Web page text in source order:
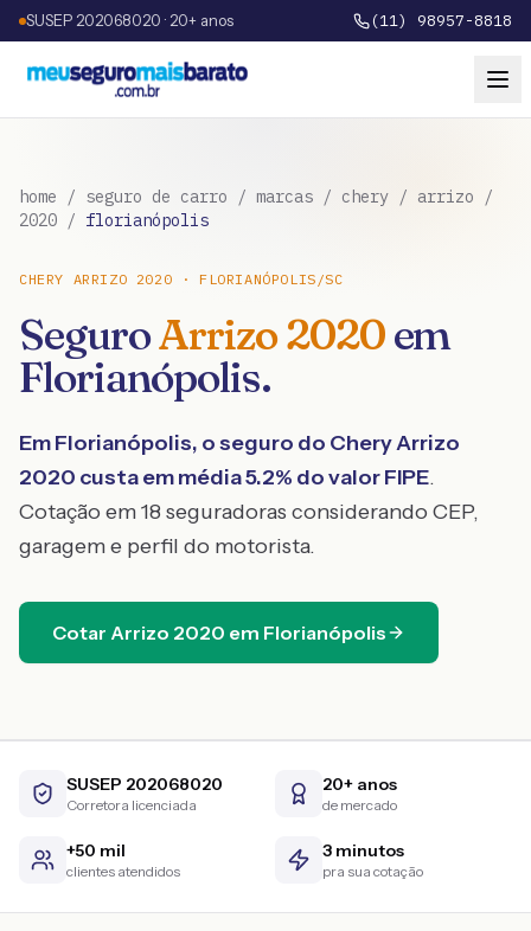
SUSEP 202068020 · 20+ anos (11) 98957-8818
home / seguro de carro / marcas / chery / arrizo /
2020 / florianópolis
CHERY ARRIZO 2020 ·FLORIANÓPOLIS /SC
SeguroArrizo2020em
Florianópolis.
EmFlorianópolis, o seguro do CheryArrizo
2020 custa em média5.2% do valor FIPE.
Cotação em 18 seguradoras considerando CEP,
garagem e perfil do motorista.
Cotar Arrizo 2020 em Florianópolis
SUSEP 202068020
Corretora licenciada
20+ anos
de mercado
+50 mil
clientes atendidos
3 minutos
pra sua cotação